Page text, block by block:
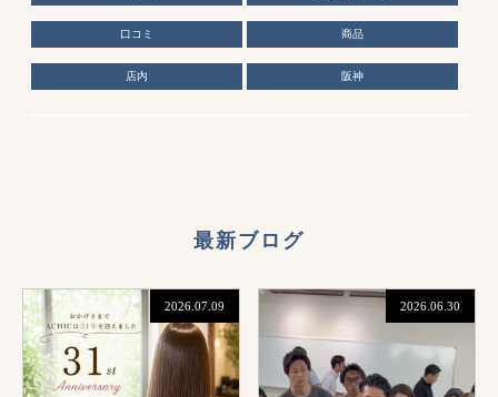
口コミ 商品
店内 阪神
最新ブログ
2026.07.09 2026.06.30